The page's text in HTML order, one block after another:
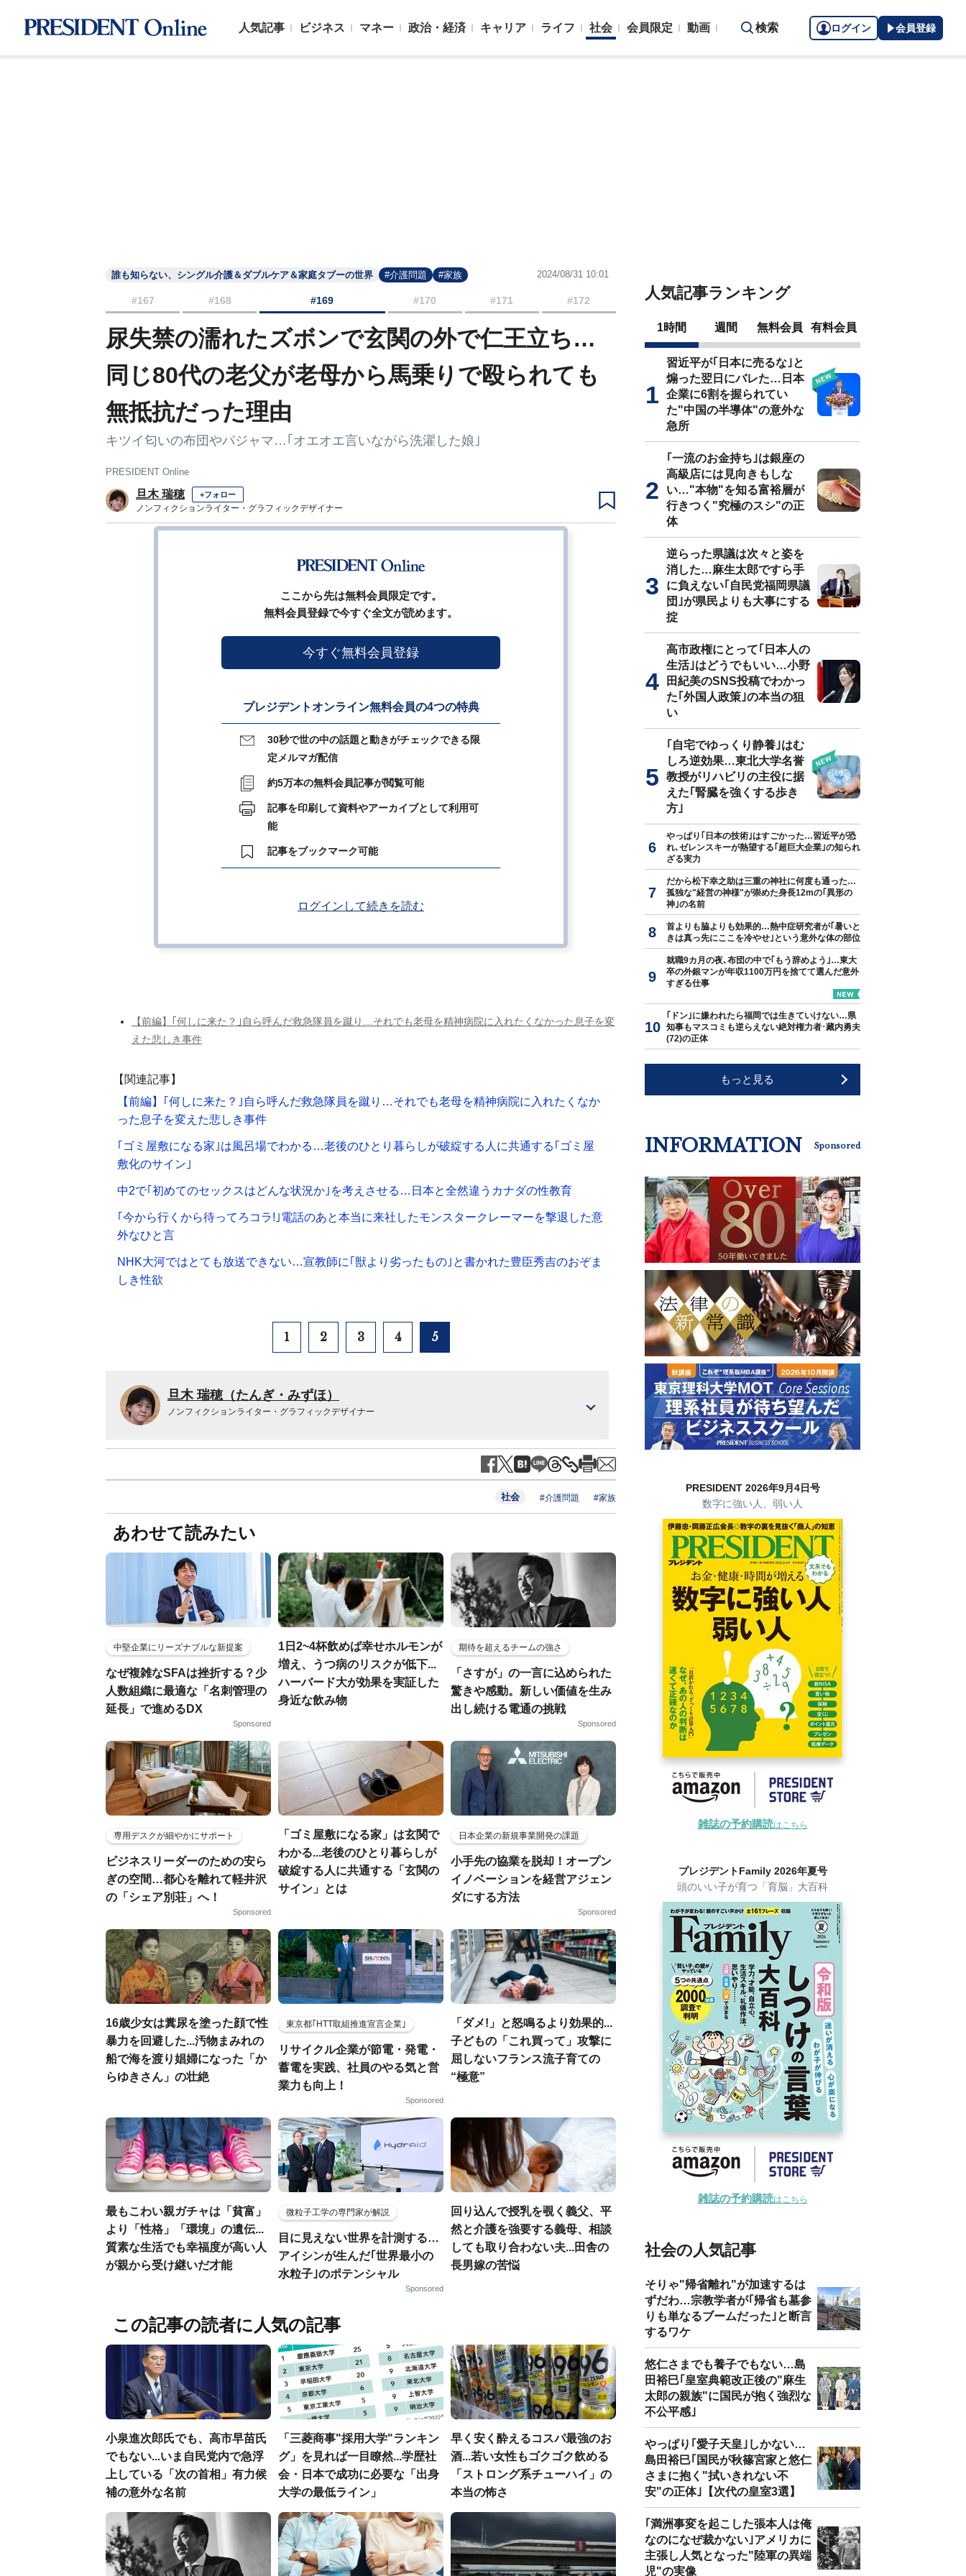
人気記事 ビジネス マネー 政治・経済 キャリア ライフ 社会 会員限定 動画 検索 ログイン 会員登録
誰も知らない、シングル介護＆ダブルケア＆家庭タブーの世界 #介護問題 #家族 2024/08/31 10:01
#167 #168 #169 #170 #171 #172
尿失禁の濡れたズボンで玄関の外で仁王立ち…
同じ80代の老父が老母から馬乗りで殴られても
無抵抗だった理由
キツイ匂いの布団やパジャマ…｢オエオエ言いながら洗濯した娘｣
PRESIDENT Online
旦木 瑞穂 +フォロー
ノンフィクションライター・グラフィックデザイナー
ここから先は無料会員限定です。
無料会員登録で今すぐ全文が読めます。
今すぐ無料会員登録
プレジデントオンライン無料会員の4つの特典
30秒で世の中の話題と動きがチェックできる限
定メルマガ配信
約5万本の無料会員記事が閲覧可能
記事を印刷して資料やアーカイブとして利用可
能
記事をブックマーク可能
ログインして続きを読む
【前編】｢何しに来た？｣自ら呼んだ救急隊員を蹴り…それでも老母を精神病院に入れたくなかった息子を変
えた悲しき事件
【関連記事】
【前編】｢何しに来た？｣自ら呼んだ救急隊員を蹴り…それでも老母を精神病院に入れたくなか
った息子を変えた悲しき事件
｢ゴミ屋敷になる家｣は風呂場でわかる…老後のひとり暮らしが破綻する人に共通する｢ゴミ屋
敷化のサイン｣
中2で｢初めてのセックスはどんな状況か｣を考えさせる…日本と全然違うカナダの性教育
｢今から行くから待ってろコラ!｣電話のあと本当に来社したモンスタークレーマーを撃退した意
外なひと言
NHK大河ではとても放送できない…宣教師に｢獣より劣ったもの｣と書かれた豊臣秀吉のおぞま
しき性欲
1 2 3 4 5
旦木 瑞穂（たんぎ・みずほ）
ノンフィクションライター・グラフィックデザイナー
社会 #介護問題 #家族
あわせて読みたい
中堅企業にリーズナブルな新提案
なぜ複雑なSFAは挫折する？少
人数組織に最適な「名刺管理の
延長」で進めるDX
Sponsored
1日2~4杯飲めば幸せホルモンが
増え、うつ病のリスクが低下...
ハーバード大が効果を実証した
身近な飲み物
期待を超えるチームの強さ
「さすが」の一言に込められた
驚きや感動。新しい価値を生み
出し続ける電通の挑戦
Sponsored
専用デスクが細やかにサポート
ビジネスリーダーのための安ら
ぎの空間…都心を離れて軽井沢
の「シェア別荘」へ！
Sponsored
「ゴミ屋敷になる家」は玄関で
わかる...老後のひとり暮らしが
破綻する人に共通する「玄関の
サイン」とは
日本企業の新規事業開発の課題
小手先の協業を脱却！オープン
イノベーションを経営アジェン
ダにする方法
Sponsored
16歳少女は糞尿を塗った顔で性
暴力を回避した...汚物まみれの
船で海を渡り娼婦になった「か
らゆきさん」の壮絶
東京都｢HTT取組推進宣言企業｣
リサイクル企業が節電・発電・
蓄電を実践、社員のやる気と営
業力も向上！
Sponsored
「ダメ!」と怒鳴るより効果的...
子どもの「これ買って」攻撃に
屈しないフランス流子育ての
“極意”
最もこわい親ガチャは「貧富」
より「性格」「環境」の遺伝...
質素な生活でも幸福度が高い人
が親から受け継いだ才能
微粒子工学の専門家が解説
目に見えない世界を計測する…
アイシンが生んだ｢世界最小の
水粒子｣のポテンシャル
Sponsored
回り込んで授乳を覗く義父、平
然と介護を強要する義母、相談
しても取り合わない夫...田舎の
長男嫁の苦悩
この記事の読者に人気の記事
小泉進次郎氏でも、高市早苗氏
でもない...いま自民党内で急浮
上している「次の首相」有力候
補の意外な名前
「三菱商事"採用大学"ランキン
グ」を見れば一目瞭然...学歴社
会・日本で成功に必要な「出身
大学の最低ライン」
早く安く酔えるコスパ最強のお
酒...若い女性もゴクゴク飲める
「ストロング系チューハイ」の
本当の怖さ
人気記事ランキング
1時間 週間 無料会員 有料会員
習近平が｢日本に売るな｣と
煽った翌日にバレた…日本
企業に6割を握られてい
た"中国の半導体"の意外な
急所
｢一流のお金持ち｣は銀座の
高級店には見向きもしな
い…"本物"を知る富裕層が
行きつく"究極のスシ"の正
体
逆らった県議は次々と姿を
消した…麻生太郎ですら手
に負えない｢自民党福岡県議
団｣が県民よりも大事にする
掟
高市政権にとって｢日本人の
生活｣はどうでもいい…小野
田紀美のSNS投稿でわかっ
た｢外国人政策｣の本当の狙
い
｢自宅でゆっくり静養｣はむ
しろ逆効果…東北大学名誉
教授がリハビリの主役に据
えた｢腎臓を強くする歩き
方｣
やっぱり｢日本の技術｣はすごかった…習近平が恐
れ､ゼレンスキーが熱望する｢超巨大企業｣の知られ
ざる実力
だから松下幸之助は三重の神社に何度も通った…
孤独な"経営の神様"が崇めた身長12mの｢異形の
神｣の名前
首よりも脇よりも効果的…熱中症研究者が｢暑いと
きは真っ先にここを冷やせ｣という意外な体の部位
就職9カ月の夜､布団の中で｢もう辞めよう｣…東大
卒の外銀マンが年収1100万円を捨てて選んだ意外
すぎる仕事
｢ドン｣に嫌われたら福岡では生きていけない…県
知事もマスコミも逆らえない絶対権力者･藏内勇夫
(72)の正体
もっと見る
INFORMATION Sponsored
PRESIDENT 2026年9月4日号
数字に強い人、弱い人
雑誌の予約購読はこちら
プレジデントFamily 2026年夏号
頭のいい子が育つ「育脳」大百科
雑誌の予約購読はこちら
社会の人気記事
そりゃ"帰省離れ"が加速するは
ずだわ…宗教学者が｢帰省も墓参
りも単なるブームだった｣と断言
するワケ
悠仁さまでも養子でもない…島
田裕巳｢皇室典範改正後の"麻生
太郎の親族"に国民が抱く強烈な
不公平感｣
やっぱり｢愛子天皇｣しかない…
島田裕巳｢国民が秋篠宮家と悠仁
さまに抱く"拭いきれない不
安"の正体｣【次代の皇室3選】
｢満洲事変を起こした張本人は俺
なのになぜ裁かない｣アメリカに
主張し人気となった"陸軍の異端
児"の実像